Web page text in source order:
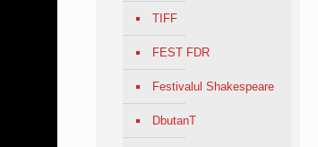
TIFF
FEST FDR
Festivalul Shakespeare
DbutanT